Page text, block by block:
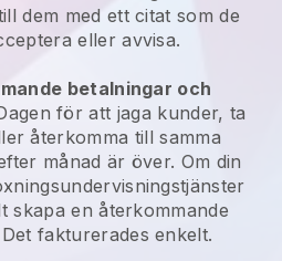
dem med ett citat som de
eller avvisa.
betalningar och
för att jaga kunder, ta
återkomma till samma
månad är över. Om din
skapa en återkommande
fakturerades enkelt.